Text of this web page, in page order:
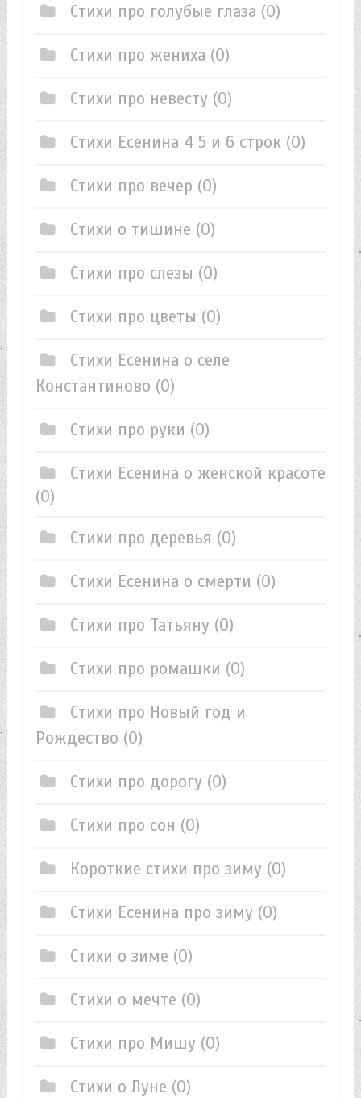
Стихи про голубые глаза (0)
Стихи про жениха (0)
Стихи про невесту (0)
Стихи Есенина 4 5 и 6 строк (0)
Стихи про вечер (0)
Стихи о тишине (0)
Стихи про слезы (0)
Стихи про цветы (0)
Стихи Есенина о селе
Константиново (0)
Стихи про руки (0)
Стихи Есенина о женской красоте
(0)
Стихи про деревья (0)
Стихи Есенина о смерти (0)
Стихи про Татьяну (0)
Стихи про ромашки (0)
Стихи про Новый год и
Рождество (0)
Стихи про дорогу (0)
Стихи про сон (0)
Короткие стихи про зиму (0)
Стихи Есенина про зиму (0)
Стихи о зиме (0)
Стихи о мечте (0)
Стихи про Мишу (0)
Стихи о Луне (0)